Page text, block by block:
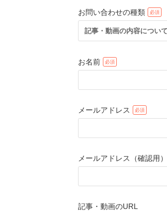
お問い合わせの種類
記事・動画の内容について
お名前
メールアドレス
メールアドレス（確認用）
記事・動画のURL